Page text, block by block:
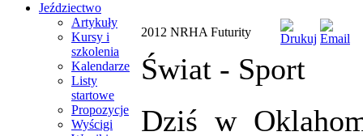
Jeździectwo
Artykuły
Kursy i
szkolenia
Kalendarze
Listy
startowe
Propozycje
Wyścigi
2012 NRHA Futurity
Świat - Sport
Dziś w